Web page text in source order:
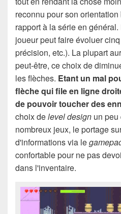
reconnu pour son
rapport à la série en
joueur peut faire évoluer
précision, etc.). La plupart
peut-être, ce choix de
les flèches. Etant un mal
flèche qui file en ligne
de pouvoir toucher des
choix delevel design un
nombreux jeux, le portage
d'informations via le
confortable pour ne pas
dans l'inventaire.